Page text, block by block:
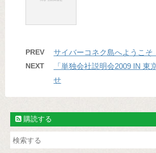
PREV サイバーコネク島へようこそ
NEXT
「単独会社説明会2009 IN 東
せ
購読する